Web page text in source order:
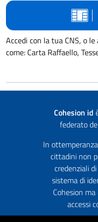
Accedi con la tua CNS, o
come: Carta Raffaello,
Cohesion id
federato
In
cittadini non
credenziali
sistema di
Cohesion
accessi